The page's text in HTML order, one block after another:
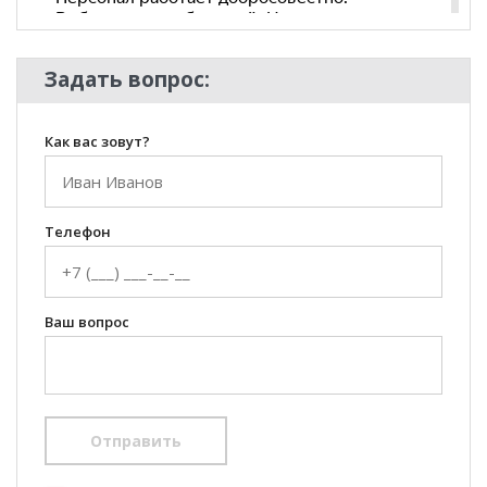
Задать вопрос:
Как вас зовут?
Телефон
Ваш вопрос
Отправить